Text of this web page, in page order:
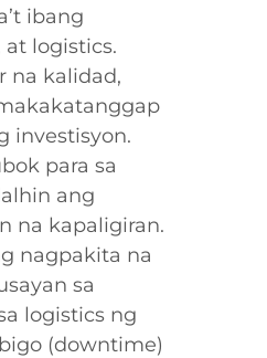
ibang
logistics.
na kalidad,
investisyon.
para sa
ang
na kapaligiran.
nagpakita na
sa
logistics ng
(downtime)